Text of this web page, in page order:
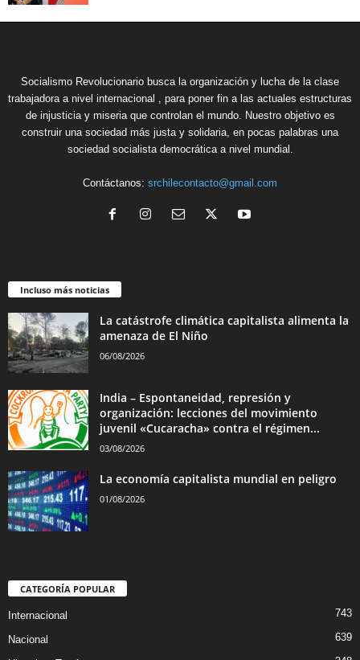
Socialismo Revolucionario busca la organización y lucha de la clase
trabajadora a nivel internacional , para poner fin a las actuales estructuras
de injusticia y miseria que controlan el mundo. Nuestro objetivo es
construir una sociedad más justa y solidaria, en pocas palabras una
sociedad socialista democrática a nivel mundial.
Contáctanos: srchilecontacto@gmail.com
Incluso más noticias
La catástrofe climática capitalista alimenta la
amenaza de El Niño
06/08/2026
India – Espontaneidad, represión y
organización: lecciones del movimiento
juvenil «Cucaracha» contra el régimen...
03/08/2026
La economía capitalista mundial en peligro
01/08/2026
CATEGORÍA POPULAR
Internacional 743
Nacional 639